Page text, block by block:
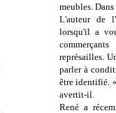
meubles.
L'auteur de
lorsqu'il a
représailles.
parler à
être identifié.
avertit-il.
René a